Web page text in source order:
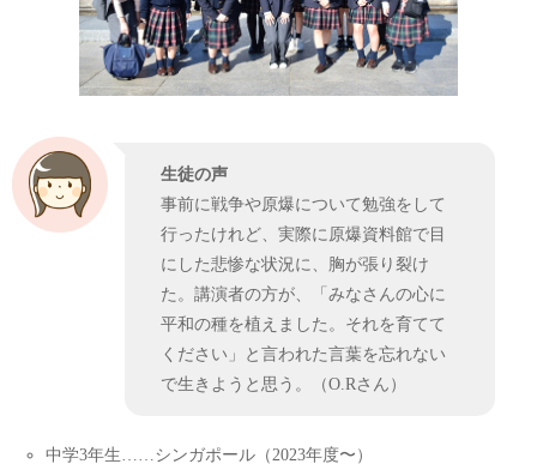
生徒の声
事前に戦争や原爆について勉強をして
行ったけれど、実際に原爆資料館で目
にした悲惨な状況に、胸が張り裂け
た。講演者の方が、「みなさんの心に
平和の種を植えました。それを育てて
ください」と言われた言葉を忘れない
で生きようと思う。（O.Rさん）
中学3年生……シンガポール（2023年度〜）